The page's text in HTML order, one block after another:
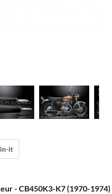
it
- CB450K3-K7 (1970-1974)